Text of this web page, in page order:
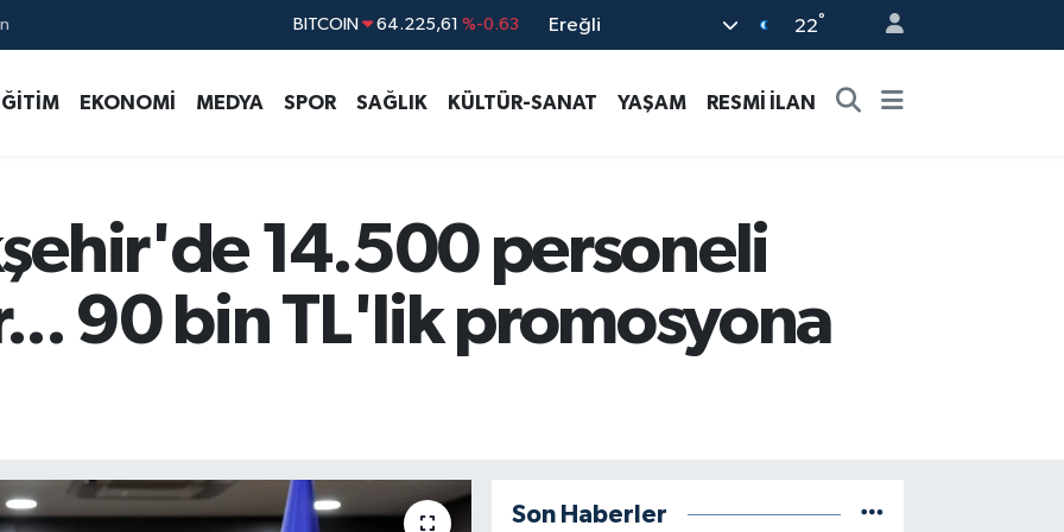
DOLAR 47,6704 %0 Ereğli 22°
EKONOMİ MEDYA SPOR SAĞLIK KÜLTÜR-SANAT YAŞAM RESMİ İLAN
14.500 personeli
90 bin TL'lik promosyona
Son Haberler